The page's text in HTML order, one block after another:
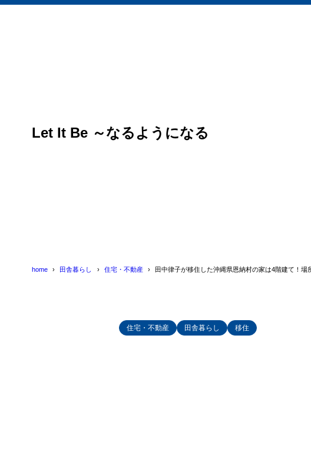
Let It Be ～なるようになる
home 田舎暮らし 住宅・不動産 田中律子が移住した沖縄県恩納村の家は4階建て！場
住宅・不動産 田舎暮らし 移住